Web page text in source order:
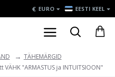
€ EURO EESTI KEEL
TÄHEMÄRGID
"ARMASTUS ja INTUITSIOON"